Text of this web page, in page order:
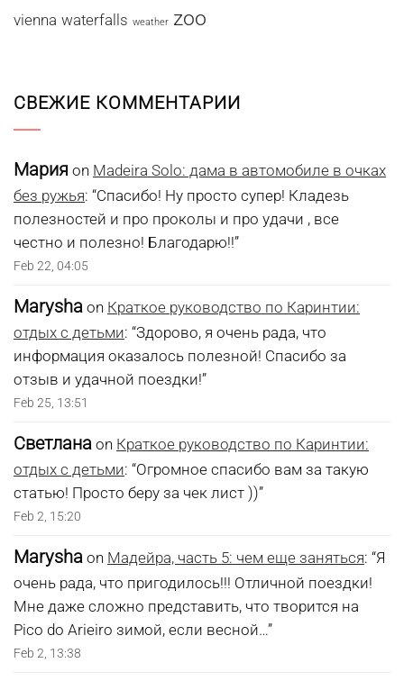
vienna waterfalls weather zoo
СВЕЖИЕ КОММЕНТАРИИ
Мария on Madeira Solo: дама в автомобиле в очках
без ружья: “Спасибо! Ну просто супер! Кладезь
полезностей и про проколы и про удачи , все
честно и полезно! Благодарю!!”
Feb 22, 04:05
Marysha on Краткое руководство по Каринтии:
отдых с детьми: “Здорово, я очень рада, что
информация оказалось полезной! Спасибо за
отзыв и удачной поездки!”
Feb 25, 13:51
Светлана on Краткое руководство по Каринтии:
отдых с детьми: “Огромное спасибо вам за такую
статью! Просто беру за чек лист ))”
Feb 2, 15:20
Marysha on Мадейра, часть 5: чем еще заняться: “Я
очень рада, что пригодилось!!! Отличной поездки!
Мне даже сложно представить, что творится на
Pico do Arieiro зимой, если весной…”
Feb 2, 13:38